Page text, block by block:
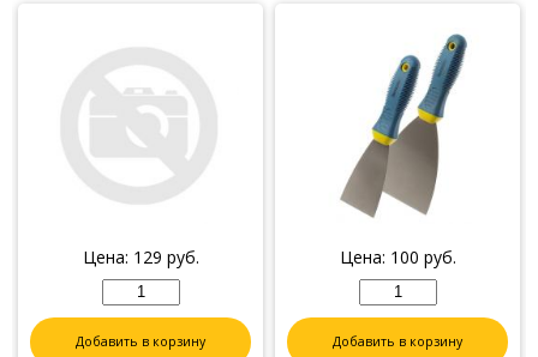
Цена: 129 руб.
Добавить в корзину
Цена: 100 руб.
Добавить в корзину